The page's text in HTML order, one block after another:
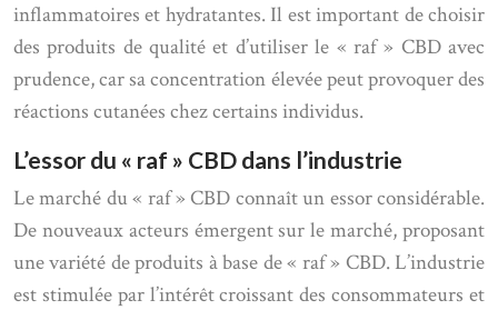
inflammatoires et hydratantes. Il est important de choisir
des produits de qualité et d’utiliser le « raf » CBD avec
prudence, car sa concentration élevée peut provoquer des
réactions cutanées chez certains individus.
L’essor du « raf » CBD dans l’industrie
Le marché du « raf » CBD connaît un essor considérable.
De nouveaux acteurs émergent sur le marché, proposant
une variété de produits à base de « raf » CBD. L’industrie
est stimulée par l’intérêt croissant des consommateurs et